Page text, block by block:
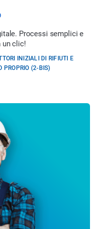
Processi semplici e
un clic!
INIZIALI DI RIFIUTI E
PROPRIO (2-BIS)